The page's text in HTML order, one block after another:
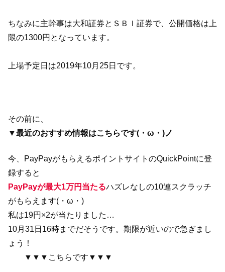
ちなみに主幹事は大和証券とＳＢＩ証券で、公開価格は上
限の1300円となっています。
上場予定日は2019年10月25日です。
その前に、
▼最近のおすすめ情報はこちらです(・ω・)ノ
今、PayPayがもらえるポイントサイトのQuickPointに登
録すると
PayPayが最大1万円当たるハズレなしの10連スクラッチ
がもらえます(・ω・)
私は19円×2が当たりました…
10月31日16時までだそうです。期限が近いので急ぎまし
ょう！
▼▼▼こちらです▼▼▼